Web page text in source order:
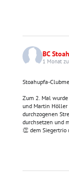
BC
1 Monat
Stoahupfa-
Zum 2. Mal
und Martin
durchzogenen
durchsetzen und
👏 dem